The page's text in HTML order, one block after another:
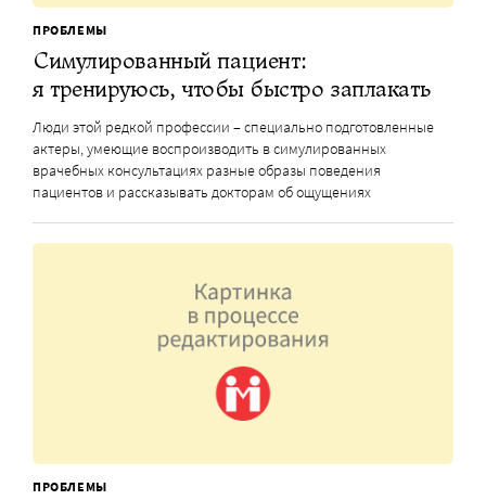
ПРОБЛЕМЫ
Симулированный пациент:
я тренируюсь, чтобы быстро заплакать
Люди этой редкой профессии – специально подготовленные
актеры, умеющие воспроизводить в симулированных
врачебных консультациях разные образы поведения
пациентов и рассказывать докторам об ощущениях
ПРОБЛЕМЫ